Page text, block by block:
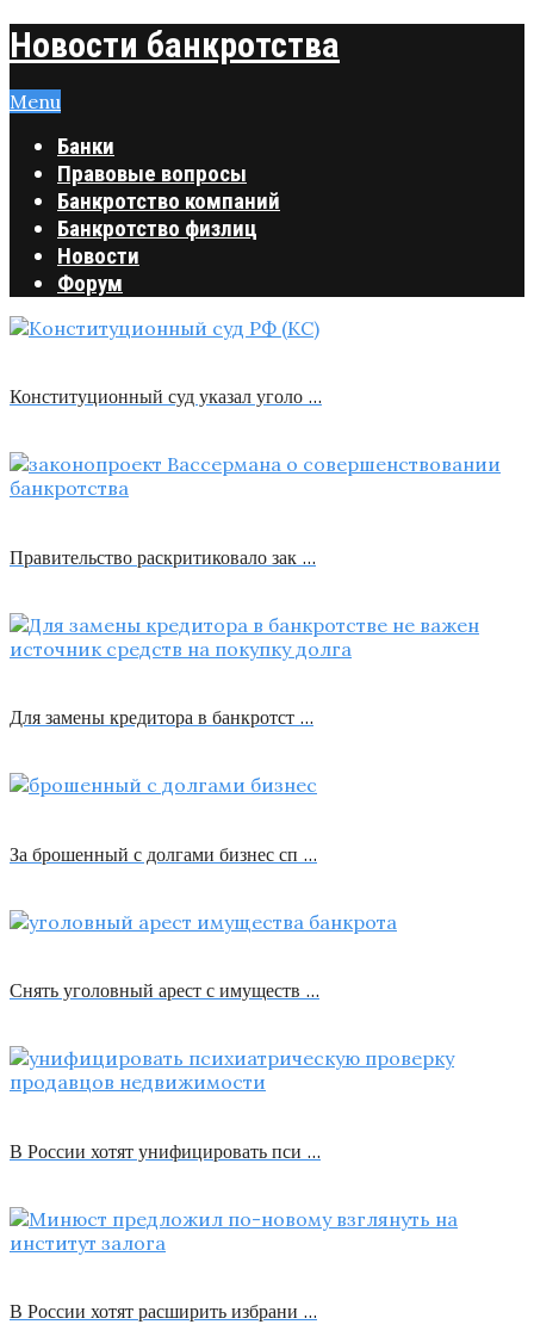
Новости банкротства
Menu
Банки
Правовые вопросы
Банкротство компаний
Банкротство физлиц
Новости
Форум
Конституционный суд указал уголо …
Правительство раскритиковало зак …
Для замены кредитора в банкротст …
За брошенный с долгами бизнес сп …
Снять уголовный арест с имуществ …
В России хотят унифицировать пси …
В России хотят расширить избрани …